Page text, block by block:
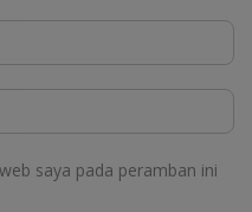
saya pada peramban ini